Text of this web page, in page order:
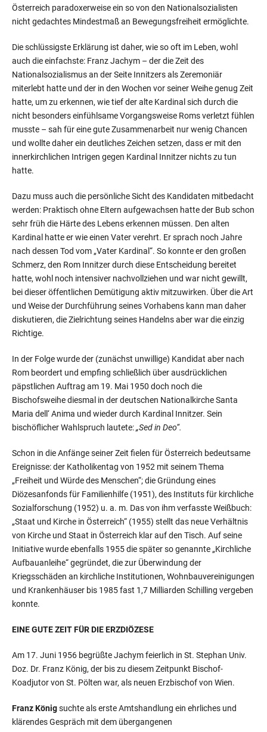
Österreich paradoxerweise ein so von den Nationalsozialisten
nicht gedachtes Mindestmaß an Bewegungsfreiheit ermöglichte.
Die schlüssigste Erklärung ist daher, wie so oft im Leben, wohl
auch die einfachste: Franz Jachym – der die Zeit des
Nationalsozialismus an der Seite Innitzers als Zeremoniär
miterlebt hatte und der in den Wochen vor seiner Weihe genug Zeit
hatte, um zu erkennen, wie tief der alte Kardinal sich durch die
nicht besonders einfühlsame Vorgangsweise Roms verletzt fühlen
musste – sah für eine gute Zusammenarbeit nur wenig Chancen
und wollte daher ein deutliches Zeichen setzen, dass er mit den
innerkirchlichen Intrigen gegen Kardinal Innitzer nichts zu tun
hatte.
Dazu muss auch die persönliche Sicht des Kandidaten mitbedacht
werden: Praktisch ohne Eltern aufgewachsen hatte der Bub schon
sehr früh die Härte des Lebens erkennen müssen. Den alten
Kardinal hatte er wie einen Vater verehrt. Er sprach noch Jahre
nach dessen Tod vom „Vater Kardinal“. So konnte er den großen
Schmerz, den Rom Innitzer durch diese Entscheidung bereitet
hatte, wohl noch intensiver nachvollziehen und war nicht gewillt,
bei dieser öffentlichen Demütigung aktiv mitzuwirken. Über die Art
und Weise der Durchführung seines Vorhabens kann man daher
diskutieren, die Zielrichtung seines Handelns aber war die einzig
Richtige.
In der Folge wurde der (zunächst unwillige) Kandidat aber nach
Rom beordert und empfing schließlich über ausdrücklichen
päpstlichen Auftrag am 19. Mai 1950 doch noch die
Bischofsweihe diesmal in der deutschen Nationalkirche Santa
Maria dell‘ Anima und wieder durch Kardinal Innitzer. Sein
bischöflicher Wahlspruch lautete:„Sed in Deo“.
Schon in die Anfänge seiner Zeit fielen für Österreich bedeutsame
Ereignisse: der Katholikentag von 1952 mit seinem Thema
„Freiheit und Würde des Menschen“; die Gründung eines
Diözesanfonds für Familienhilfe (1951), des Instituts für kirchliche
Sozialforschung (1952) u. a. m. Das von ihm verfasste Weißbuch:
„Staat und Kirche in Österreich“ (1955) stellt das neue Verhältnis
von Kirche und Staat in Österreich klar auf den Tisch. Auf seine
Initiative wurde ebenfalls 1955 die später so genannte „Kirchliche
Aufbauanleihe“ gegründet, die zur Überwindung der
Kriegsschäden an kirchliche Institutionen, Wohnbauvereinigungen
und Krankenhäuser bis 1985 fast 1,7 Milliarden Schilling vergeben
konnte.
EINE GUTE ZEIT FÜR DIE ERZDIÖZESE
Am 17. Juni 1956 begrüßte Jachym feierlich in St. Stephan Univ.
Doz. Dr. Franz König, der bis zu diesem Zeitpunkt Bischof-
Koadjutor von St. Pölten war, als neuen Erzbischof von Wien.
Franz Königsuchte als erste Amtshandlung ein ehrliches und
klärendes Gespräch mit dem übergangenen